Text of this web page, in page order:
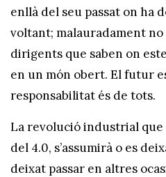
enllà del seu passat on ha
voltant; malauradament
dirigents que saben on
en un món obert. El futur
responsabilitat és de tots.
La revolució industrial que
del 4.0, s’assumirà o es
deixat passar en altres